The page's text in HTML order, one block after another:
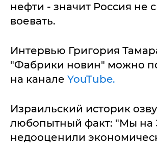
нефти - значит Россия не
воевать.
Интервью Григория
"Фабрики новин" можно
на канале YouTube.
Израильский историк
любопытный факт: "Мы на
недооценили